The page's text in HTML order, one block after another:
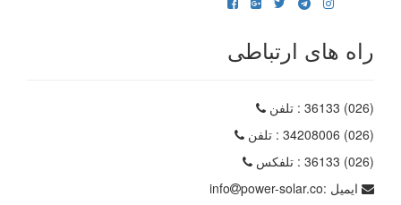
راه های ارتباطی
(026) 36133
: تلفن
(026) 34208006
: تلفن
(026) 36133
: تلفکس
ایمیل :
info
power-solar.co